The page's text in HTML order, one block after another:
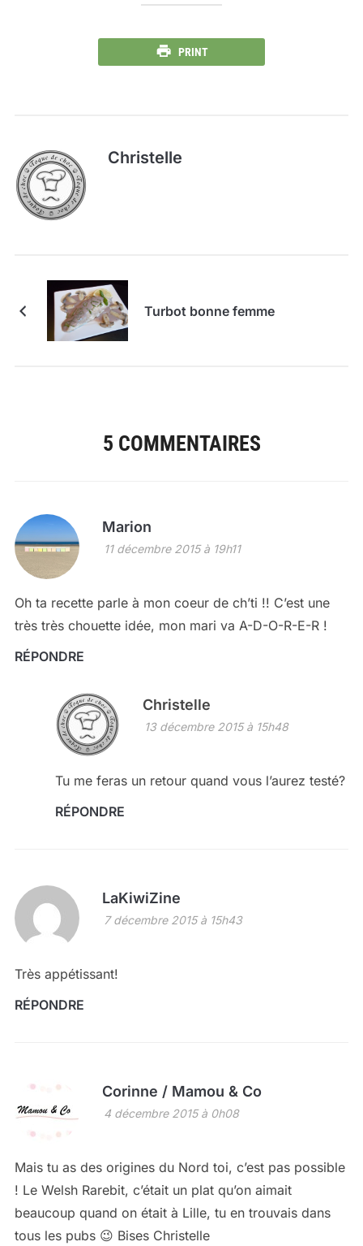
PRINT
Christelle
Turbot bonne femme
5 COMMENTAIRES
Marion
11 décembre 2015 à 19h11
Oh ta recette parle à mon coeur de ch’ti !! C’est une
très très chouette idée, mon mari va A-D-O-R-E-R !
RÉPONDRE
Christelle
13 décembre 2015 à 15h48
Tu me feras un retour quand vous l’aurez testé?
RÉPONDRE
LaKiwiZine
7 décembre 2015 à 15h43
Très appétissant!
RÉPONDRE
Corinne / Mamou & Co
4 décembre 2015 à 0h08
Mais tu as des origines du Nord toi, c’est pas possible
! Le Welsh Rarebit, c’était un plat qu’on aimait
beaucoup quand on était à Lille, tu en trouvais dans
tous les pubs 😉 Bises Christelle